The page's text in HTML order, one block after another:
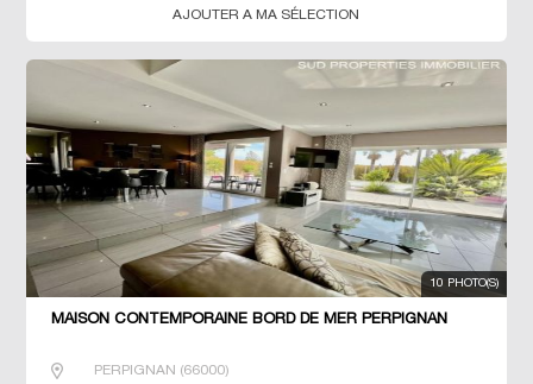
AJOUTER A MA SÉLECTION
10 PHOTO(S)
MAISON CONTEMPORAINE BORD DE MER PERPIGNAN
PERPIGNAN (66000)